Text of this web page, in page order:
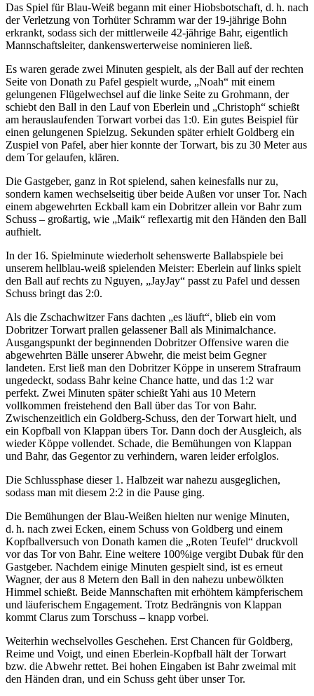
Das Spiel für Blau-Weiß begann mit einer Hiobsbotschaft, d. h. nach
der Verletzung von Torhüter Schramm war der 19-jährige Bohn
erkrankt, sodass sich der mittlerweile 42-jährige Bahr, eigentlich
Mannschaftsleiter, dankenswerterweise nominieren ließ.
Es waren gerade zwei Minuten gespielt, als der Ball auf der rechten
Seite von Donath zu Pafel gespielt wurde, „Noah“ mit einem
gelungenen Flügelwechsel auf die linke Seite zu Grohmann, der
schiebt den Ball in den Lauf von Eberlein und „Christoph“ schießt
am herauslaufenden Torwart vorbei das 1:0. Ein gutes Beispiel für
einen gelungenen Spielzug. Sekunden später erhielt Goldberg ein
Zuspiel von Pafel, aber hier konnte der Torwart, bis zu 30 Meter aus
dem Tor gelaufen, klären.
Die Gastgeber, ganz in Rot spielend, sahen keinesfalls nur zu,
sondern kamen wechselseitig über beide Außen vor unser Tor. Nach
einem abgewehrten Eckball kam ein Dobritzer allein vor Bahr zum
Schuss – großartig, wie „Maik“ reflexartig mit den Händen den Ball
aufhielt.
In der 16. Spielminute wiederholt sehenswerte Ballabspiele bei
unserem hellblau-weiß spielenden Meister: Eberlein auf links spielt
den Ball auf rechts zu Nguyen, „JayJay“ passt zu Pafel und dessen
Schuss bringt das 2:0.
Als die Zschachwitzer Fans dachten „es läuft“, blieb ein vom
Dobritzer Torwart prallen gelassener Ball als Minimalchance.
Ausgangspunkt der beginnenden Dobritzer Offensive waren die
abgewehrten Bälle unserer Abwehr, die meist beim Gegner
landeten. Erst ließ man den Dobritzer Köppe in unserem Strafraum
ungedeckt, sodass Bahr keine Chance hatte, und das 1:2 war
perfekt. Zwei Minuten später schießt Yahi aus 10 Metern
vollkommen freistehend den Ball über das Tor von Bahr.
Zwischenzeitlich ein Goldberg-Schuss, den der Torwart hielt, und
ein Kopfball von Klappan übers Tor. Dann doch der Ausgleich, als
wieder Köppe vollendet. Schade, die Bemühungen von Klappan
und Bahr, das Gegentor zu verhindern, waren leider erfolglos.
Die Schlussphase dieser 1. Halbzeit war nahezu ausgeglichen,
sodass man mit diesem 2:2 in die Pause ging.
Die Bemühungen der Blau-Weißen hielten nur wenige Minuten,
d. h. nach zwei Ecken, einem Schuss von Goldberg und einem
Kopfballversuch von Donath kamen die „Roten Teufel“ druckvoll
vor das Tor von Bahr. Eine weitere 100%ige vergibt Dubak für den
Gastgeber. Nachdem einige Minuten gespielt sind, ist es erneut
Wagner, der aus 8 Metern den Ball in den nahezu unbewölkten
Himmel schießt. Beide Mannschaften mit erhöhtem kämpferischem
und läuferischem Engagement. Trotz Bedrängnis von Klappan
kommt Clarus zum Torschuss – knapp vorbei.
Weiterhin wechselvolles Geschehen. Erst Chancen für Goldberg,
Reime und Voigt, und einen Eberlein-Kopfball hält der Torwart
bzw. die Abwehr rettet. Bei hohen Eingaben ist Bahr zweimal mit
den Händen dran, und ein Schuss geht über unser Tor.